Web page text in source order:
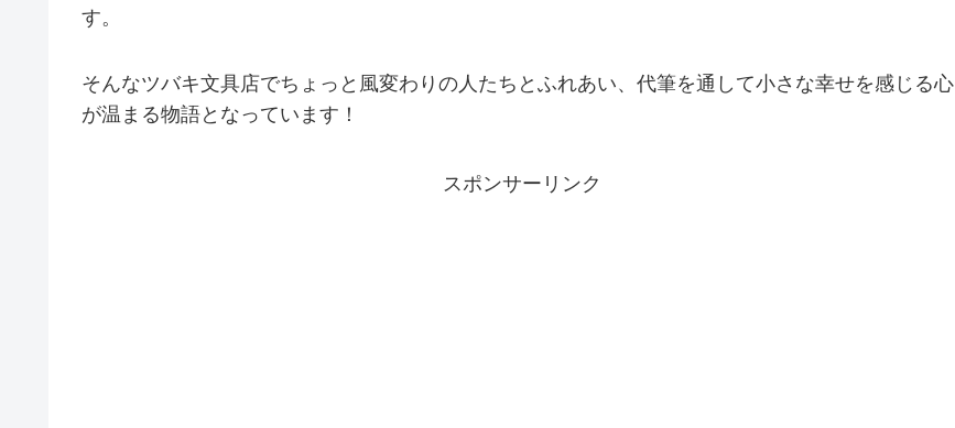
す。
そんなツバキ文具店でちょっと風変わりの人たちとふれあい、代筆を通して小さな幸せを感じる心
が温まる物語となっています！
スポンサーリンク